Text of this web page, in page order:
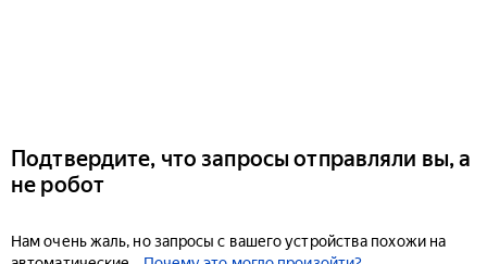
Подтвердите, что запросы отправляли вы, а
не робот
Нам очень жаль, но запросы с вашего устройства похожи на